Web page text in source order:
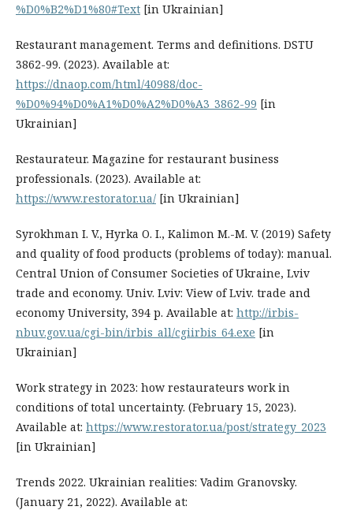
%D0%B2%D1%80#Text [in Ukrainian]
Restaurant management. Terms and definitions. DSTU
3862-99. (2023). Available at:
https://dnaop.com/html/40988/doc-
%D0%94%D0%A1%D0%A2%D0%A3_3862-99 [in
Ukrainian]
Restaurateur. Magazine for restaurant business
professionals. (2023). Available at:
https://www.restorator.ua/ [in Ukrainian]
Syrokhman I. V., Hyrka O. I., Kalimon M.-M. V. (2019) Safety
and quality of food products (problems of today): manual.
Central Union of Consumer Societies of Ukraine, Lviv
trade and economy. Univ. Lviv: View of Lviv. trade and
economy University, 394 p. Available at: http://irbis-
nbuv.gov.ua/cgi-bin/irbis_all/cgiirbis_64.exe [in
Ukrainian]
Work strategy in 2023: how restaurateurs work in
conditions of total uncertainty. (February 15, 2023).
Available at: https://www.restorator.ua/post/strategy_2023
[in Ukrainian]
Trends 2022. Ukrainian realities: Vadim Granovsky.
(January 21, 2022). Available at: